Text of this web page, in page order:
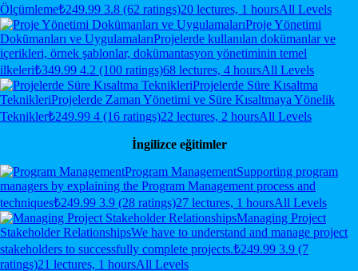
Ölçümleme₺249.99 3.8 (62 ratings)20 lectures, 1 hoursAll Levels
Proje Yönetimi
Dokümanları ve UygulamalarıProjelerde kullanılan dokümanlar ve
içerikleri, örnek şablonlar, dokümantasyon yönetiminin temel
ilkeleri₺349.99 4.2 (100 ratings)68 lectures, 4 hoursAll Levels
Projelerde Süre Kısaltma
TeknikleriProjelerde Zaman Yönetimi ve Süre Kısaltmaya Yönelik
Teknikler₺249.99 4 (16 ratings)22 lectures, 2 hoursAll Levels
İngilizce eğitimler
Program ManagementSupporting program
managers by explaining the Program Management process and
techniques₺249.99 3.9 (28 ratings)27 lectures, 1 hoursAll Levels
Managing Project
Stakeholder RelationshipsWe have to understand and manage project
stakeholders to successfully complete projects.₺249.99 3.9 (7
ratings)21 lectures, 1 hoursAll Levels